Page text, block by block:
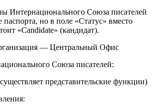
ы Интернационального Союза писателей
но в поле «Статус» вместо
«Candidate» (кандидат).
— Центральный Офис
нального Союза писателей:
представительские функции)